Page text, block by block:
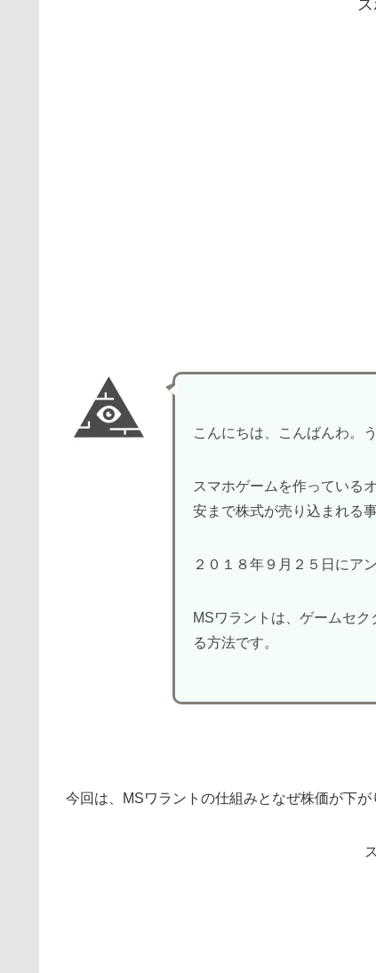
こんにちは、こんばんわ。
スマホゲームを作っている
安まで株式が売り込まれる
２０１８年９月２５日にア
MSワラントは、ゲームセ
る方法です。
今回は、MSワラントの仕組みとなぜ株価が下